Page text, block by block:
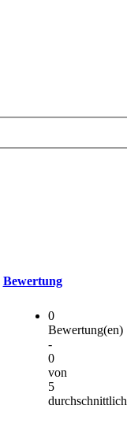
Bewertung
0
Bewertung(en)
-
0
von
5
durchschnittlich